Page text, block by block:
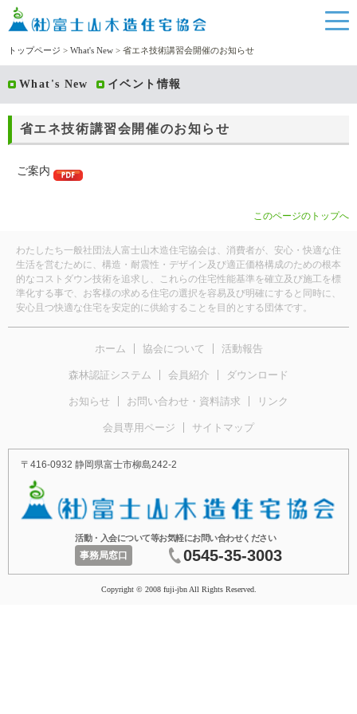
トップページ > What's New > 省エネ技術講習会開催のお知らせ
What's New イベント情報
省エネ技術講習会開催のお知らせ
ご案内
このページのトップへ
わたしたち一般社団法人富士山木造住宅協会は、消費者が、安心・快適な住
生活を営むために、構造・耐震性・デザイン及び適正価格構成のための根本
的なコストダウン技術を追求し、これらの住宅性能基準を確立及び施工を標
準化する事で、お客様の求める住宅の選択を容易及び明確にすると同時に、
安心且つ快適な住宅を安定的に供給することを目的とする団体です。
ホーム 協会について 活動報告
森林認証システム 会員紹介 ダウンロード
お知らせ お問い合わせ・資料請求 リンク
会員専用ページ サイトマップ
〒416-0932 静岡県富士市柳島242-2
活動・入会について等お気軽にお問い合わせください
事務局窓口 0545-35-3003
Copyright © 2008 fuji-jbn All Rights Reserved.